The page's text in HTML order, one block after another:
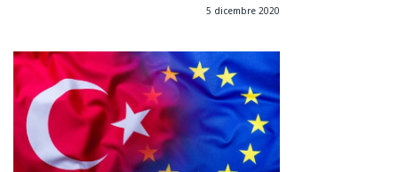
5 dicembre 2020